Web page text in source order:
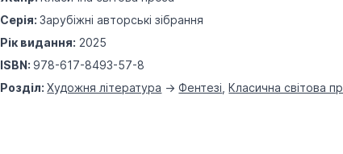
Серія:Зарубіжні авторські зібрання
Рік видання: 2025
ISBN:978-617-8493-57-8
Розділ:Художня література ->Фентезі ,Класична світова